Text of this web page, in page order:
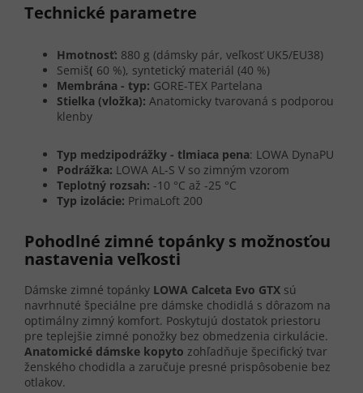
Technické parametre
Hmotnosť: 880 g (dámsky pár, veľkosť UK5/EU38)
Semiš( 60 %), syntetický materiál (40 %)
Membrána - typ: GORE-TEX Partelana
Stielka (vložka): Anatomicky tvarovaná s podporou
klenby
Typ medzipodrážky - tlmiaca pena: LOWA DynaPU
Podrážka: LOWA AL-S V so zimným vzorom
Teplotný rozsah: -10 °C až -25 °C
Typ izolácie: PrimaLoft 200
Pohodlné zimné topánky s možnosťou
nastavenia veľkosti
Dámske zimné topánky LOWA Calceta Evo GTX sú
navrhnuté špeciálne pre dámske chodidlá s dôrazom na
optimálny zimný komfort. Poskytujú dostatok priestoru
pre teplejšie zimné ponožky bez obmedzenia cirkulácie.
Anatomické dámske kopyto zohľadňuje špecifický tvar
ženského chodidla a zaručuje presné prispôsobenie bez
otlakov.